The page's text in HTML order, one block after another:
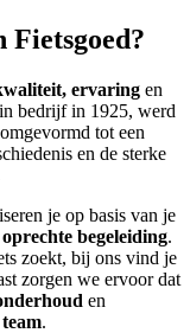
Fietsgoed?
ervaring en
bedrijf in 1925, werd
tot een
en de sterke
je op basis van je
begeleiding.
zoekt, bij ons vind je
zorgen we ervoor dat
en
.